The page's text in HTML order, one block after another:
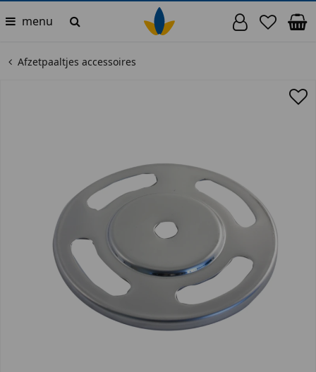
menu
Afzetpaaltjes accessoires